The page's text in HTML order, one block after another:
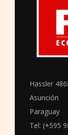
Hassler
Asunción
Paraguay
Tel: (+595